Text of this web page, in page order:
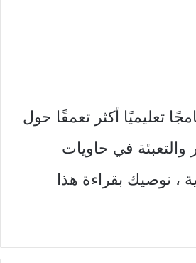
تعليميًا أكثر تعمقًا حول
والتعبئة في حاويات
، نوصيك بقراءة هذا